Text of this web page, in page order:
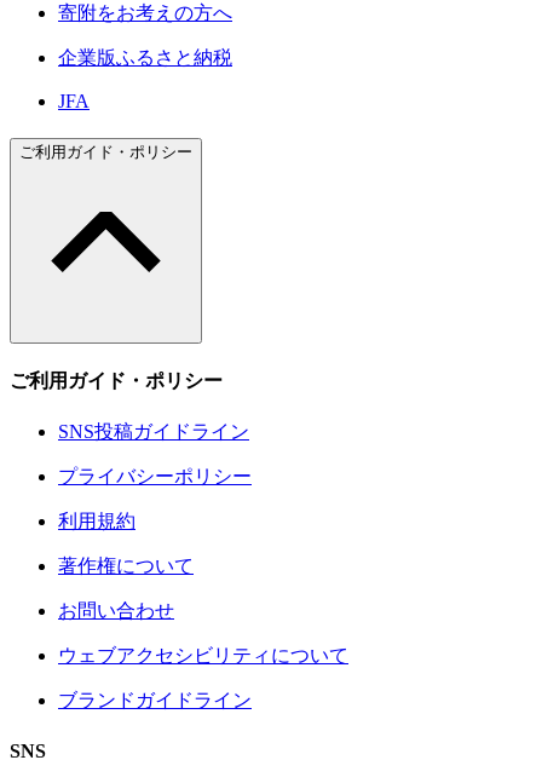
寄附をお考えの方へ
企業版ふるさと納税
JFA
ご利用ガイド・ポリシー
ご利用ガイド・ポリシー
SNS投稿ガイドライン
プライバシーポリシー
利用規約
著作権について
お問い合わせ
ウェブアクセシビリティについて
ブランドガイドライン
SNS